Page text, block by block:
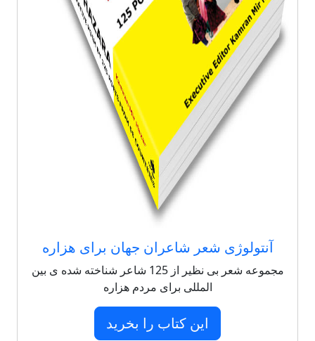
آنتولوژی شعر شاعران جهان برای هزاره
مجموعه شعر بی نظیر از 125 شاعر شناخته شده ی بین
المللی برای مردم هزاره
این کتاب را بخرید